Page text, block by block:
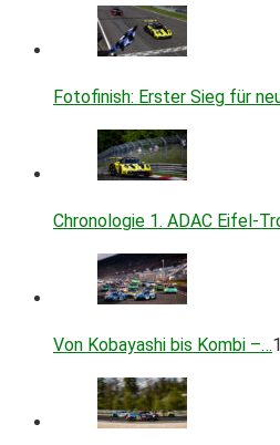
Fotofinish: Erster Sieg für
Chronologie 1. ADAC Eifel-
Von Kobayashi bis Kombi –…